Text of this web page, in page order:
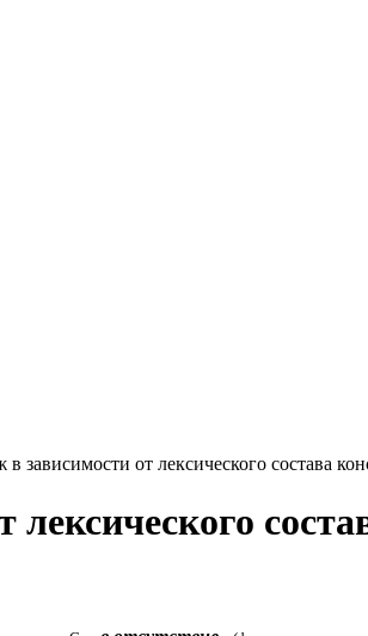
зависимости от лексического состава